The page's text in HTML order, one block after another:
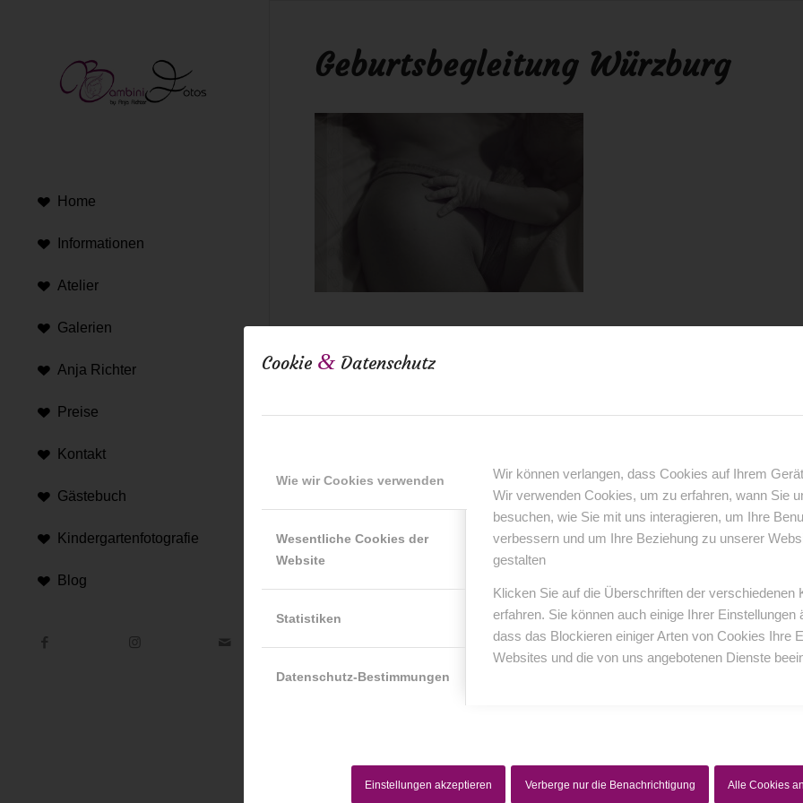
Cookie & Datenschutz
Wie wir Cookies verwenden
Wesentliche Cookies der
Website
Statistiken
Datenschutz-Bestimmungen
Wir können verlangen, dass Cookies auf Ihrem
Wir verwenden Cookies, um zu erfahren, wann Sie
besuchen, wie Sie mit uns interagieren, um Ihre
verbessern und um Ihre Beziehung zu unserer
gestalten
Klicken Sie auf die Überschriften der verschiedenen
erfahren. Sie können auch einige Ihrer Einstellungen
dass das Blockieren einiger Arten von Cookies Ihre
Websites und die von uns angebotenen Dienste
Einstellungen akzeptieren Verberge nur die Benachrichtigung Alle Cookies
Home
Informationen
Atelier
Galerien
Anja Richter
Preise
Kontakt
Gästebuch
Kindergartenfotografie
Blog
Geburtsbegleitung Würzburg
KOMMENTARE
Hinterlasse einen Kommentar
An der Diskussion beteiligen?